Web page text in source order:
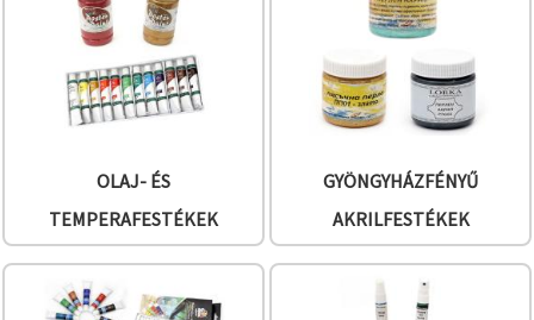
OLAJ- ÉS
TEMPERAFESTÉKEK
GYÖNGYHÁZFÉNYŰ
AKRILFESTÉKEK